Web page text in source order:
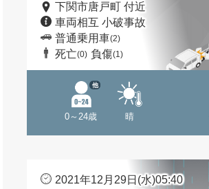
下関市唐戸町 付近
車両相互 小破事故
普通乗用車(2)
死亡(0) 負傷(1)
0～24歳
他
晴
2021年12月29日(水)05:40